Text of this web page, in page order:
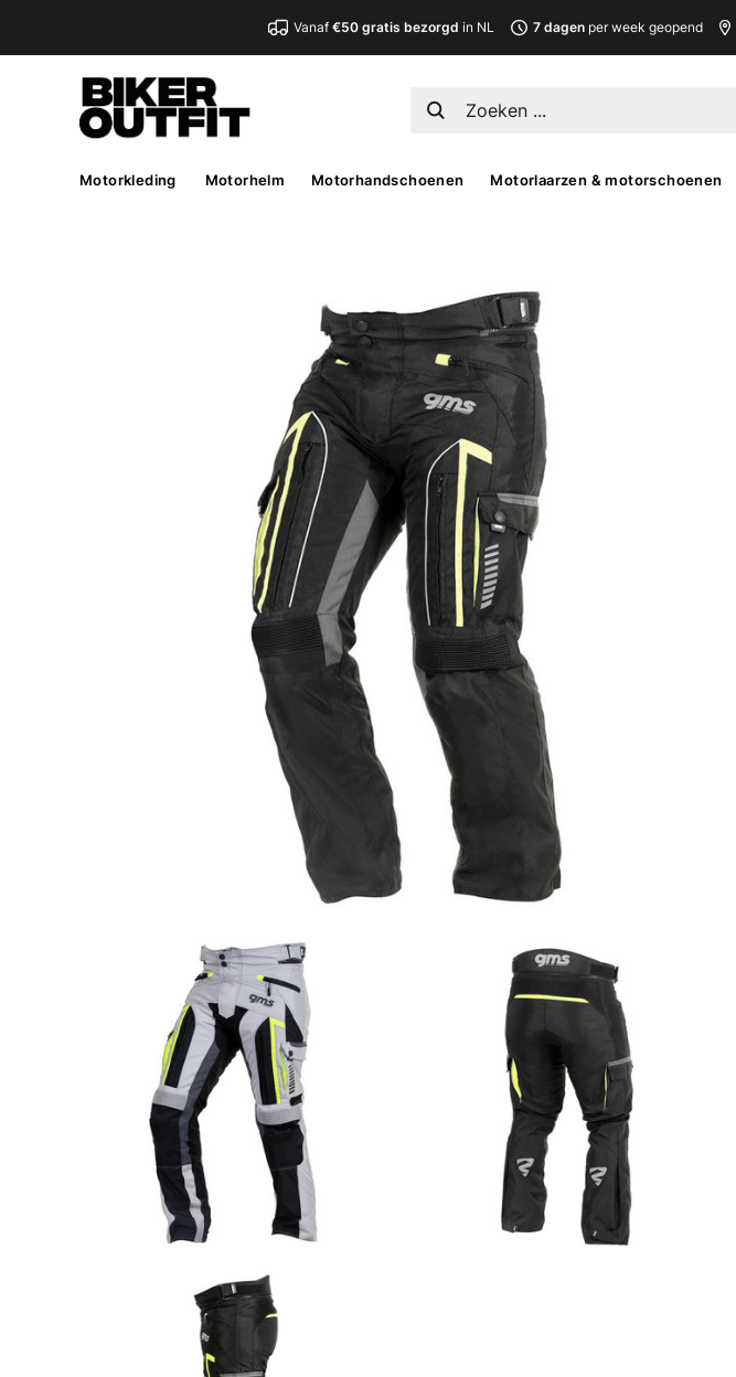
Vanaf€50 gratis bezorgd in NL 7 dagenper week geopend
Motorkleding Motorhelm Motorhandschoenen Motorlaarzen & motorschoenen